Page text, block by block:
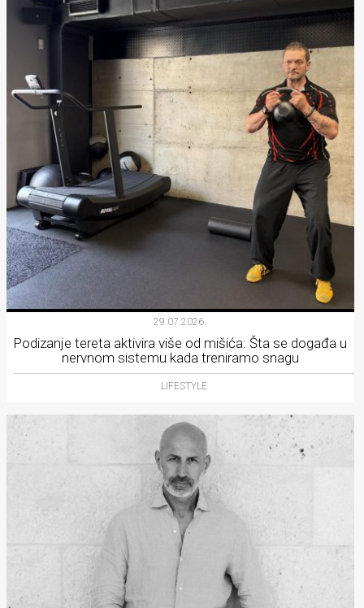
29.07.2026.
Podizanje tereta aktivira više od mišića: Šta se događa u
nervnom sistemu kada treniramo snagu
LIFESTYLE